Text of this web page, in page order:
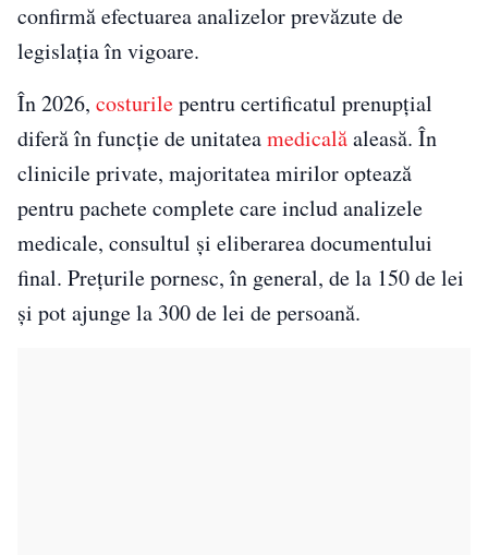
confirmă efectuarea analizelor prevăzute de
legislația în vigoare.
În 2026, costurilepentru certificatul prenupțial
diferă în funcție de unitateamedicalăaleasă. În
clinicile private, majoritatea mirilor optează
pentru pachete complete care includ analizele
medicale, consultul și eliberarea documentului
final. Prețurile pornesc, în general, de la 150 de lei
și pot ajunge la 300 de lei de persoană.